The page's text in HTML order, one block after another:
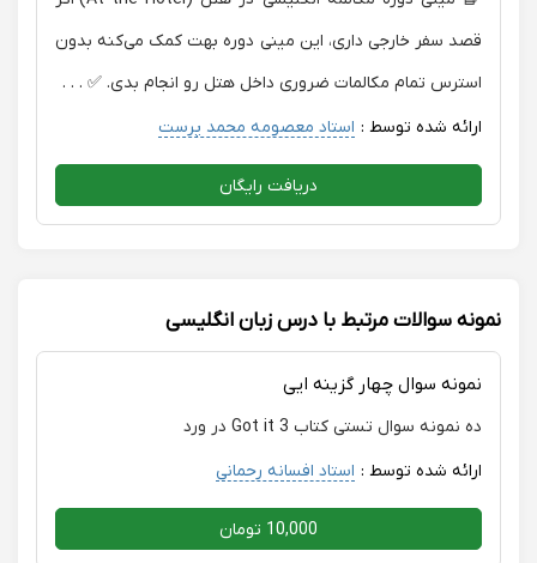
قصد سفر خارجی داری، این مینی دوره بهت کمک می‌کنه بدون
استرس تمام مکالمات ضروری داخل هتل رو انجام بدی. ✅ . . .
ارائه شده توسط : استاد معصومه محمد پرست
دریافت رایگان
نمونه سوالات مرتبط با درس زبان انگلیسی
نمونه سوال چهار گزینه ایی
ده نمونه سوال تستی کتاب Got it 3 در ورد
ارائه شده توسط : استاد افسانه رحمانی
10,000 تومان